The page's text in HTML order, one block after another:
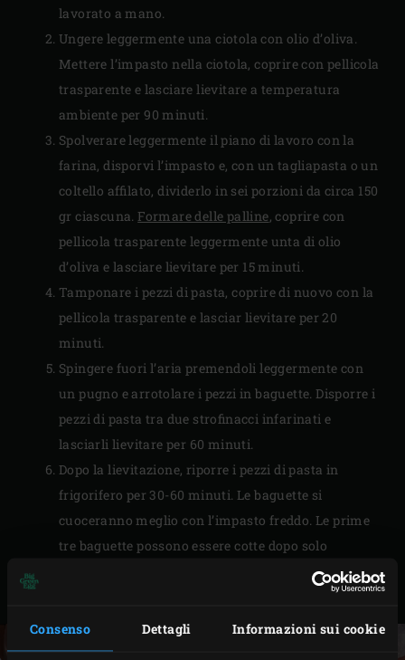
Consenso Dettagli Informazioni sui cookie
lavorato a mano.
Ungere leggermente una ciotola con olio d’oliva.
Mettere l’impasto nella ciotola, coprire con pellicola
trasparente e lasciare lievitare a temperatura
ambiente per 90 minuti.
Spolverare leggermente il piano di lavoro con la
farina, disporvi l’impasto e, con un tagliapasta o un
coltello affilato, dividerlo in sei porzioni da circa 150
gr ciascuna.Formare delle palline, coprire con
pellicola trasparente leggermente unta di olio
d’oliva e lasciare lievitare per 15 minuti.
Tamponare i pezzi di pasta, coprire di nuovo con la
pellicola trasparente e lasciar lievitare per 20
minuti.
Spingere fuori l’aria premendoli leggermente con
un pugno e arrotolare i pezzi in baguette. Disporre i
pezzi di pasta tra due strofinacci infarinati e
lasciarli lievitare per 60 minuti.
Dopo la lievitazione, riporre i pezzi di pasta in
frigorifero per 30-60 minuti. Le baguette si
cuoceranno meglio con l’impasto freddo. Le prime
tre baguette possono essere cotte dopo solo
mezz’ora. Le seconde tre baguette possono essere